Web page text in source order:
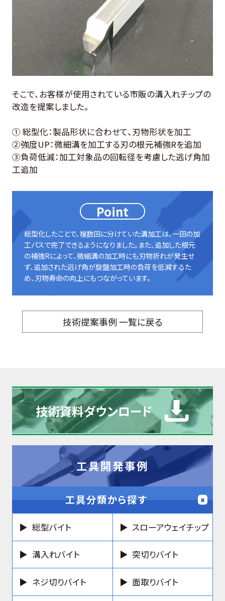
そこで、お客様が使用されている市販の溝入れチップの
改造を提案しました。
① 総型化：製品形状に合わせて、刃物形状を加工
②強度UP：微細溝を加工する刃の根元補強Rを追加
③負荷低減：加工対象品の回転径を考慮した逃げ角加
工追加
Point
総型化したことで、複数回に分けていた溝加工は、一回の加
工パスで完了できるようになりました。また、追加した根元
の補強Rによって、微細溝の加工時にも刃物折れが発生せ
ず、追加された逃げ角が旋盤加工時の負荷を低減するた
め、刃物寿命の向上にもつながっています。
技術提案事例 一覧に戻る
技術資料ダウンロード
工具開発事例
工具分類から探す
総型バイト スローアウェイチップ
溝入れバイト 突切りバイト
ネジ切りバイト 面取りバイト